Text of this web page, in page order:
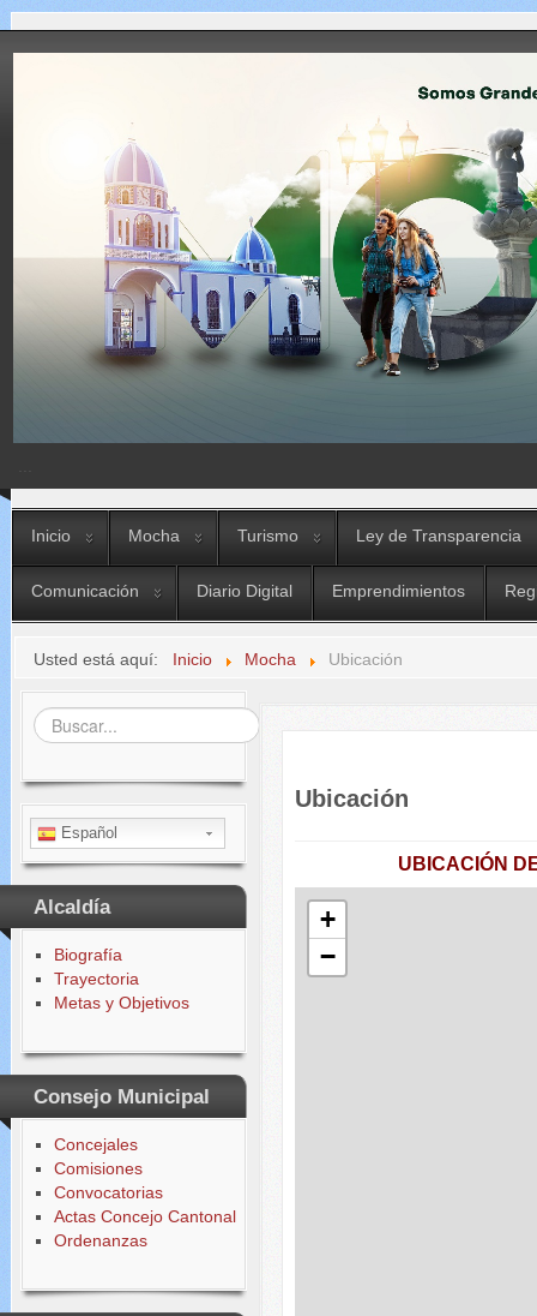
Inicio Mocha Turismo Ley de Transparencia
Comunicación Diario Digital Emprendimientos
Usted está aquí: Inicio Mocha Ubicación
Buscar...
Español
Alcaldía
Biografía
Trayectoria
Metas y Objetivos
Consejo Municipal
Concejales
Comisiones
Convocatorias
Actas Concejo Cantonal
Ordenanzas
Ubicación
UBICACIÓN
+
−